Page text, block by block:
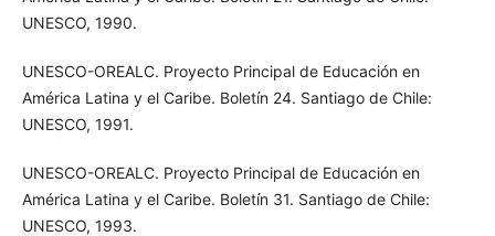
UNESCO, 1990.
UNESCO-OREALC. Proyecto Principal de Educación en
América Latina y el Caribe. Boletín 24. Santiago de Chile:
UNESCO, 1991.
UNESCO-OREALC. Proyecto Principal de Educación en
América Latina y el Caribe. Boletín 31. Santiago de Chile:
UNESCO, 1993.